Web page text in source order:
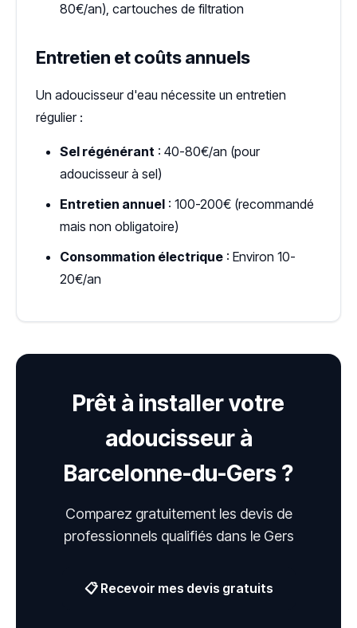
80€/an), cartouches de filtration
Entretien et coûts annuels
Un adoucisseur d'eau nécessite un entretien
régulier :
Sel régénérant : 40-80€/an (pour
adoucisseur à sel)
Entretien annuel : 100-200€ (recommandé
mais non obligatoire)
Consommation électrique : Environ 10-
20€/an
Prêt à installer votre
adoucisseur à
Barcelonne-du-Gers ?
Comparez gratuitement les devis de
professionnels qualifiés dans le Gers
📋 Recevoir mes devis gratuits